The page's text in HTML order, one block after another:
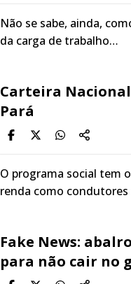
Não se sabe, ainda,
da carga de trabalho…
Carteira
Pará
O programa social tem
renda como
Fake News:
para não cair no